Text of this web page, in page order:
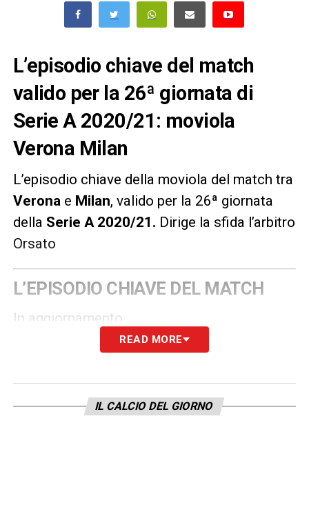
L’episodio chiave del match
valido per la 26ª giornata di
Serie A 2020/21: moviola
Verona Milan
L’episodio chiave della moviola del match tra
Veronae Milan, valido per la 26ª giornata
della Serie A 2020/21 . Dirige la sfida l’arbitro
Orsato
L’EPISODIO CHIAVE DEL MATCH
In aggiornamento.
READ MORE
IL CALCIO DEL GIORNO